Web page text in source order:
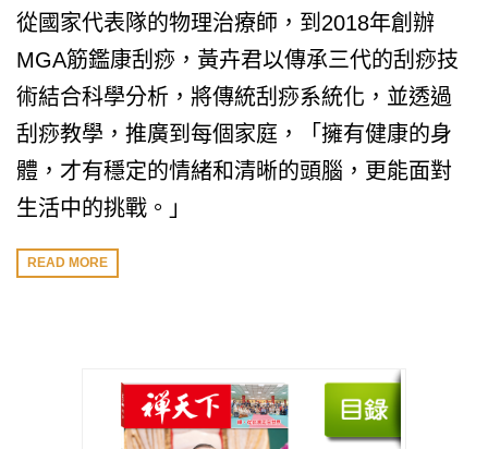
從國家代表隊的物理治療師，到2018年創辦
MGA筋鑑康刮痧，黃卉君以傳承三代的刮痧技
術結合科學分析，將傳統刮痧系統化，並透過
刮痧教學，推廣到每個家庭，「擁有健康的身
體，才有穩定的情緒和清晰的頭腦，更能面對
生活中的挑戰。」
READ MORE